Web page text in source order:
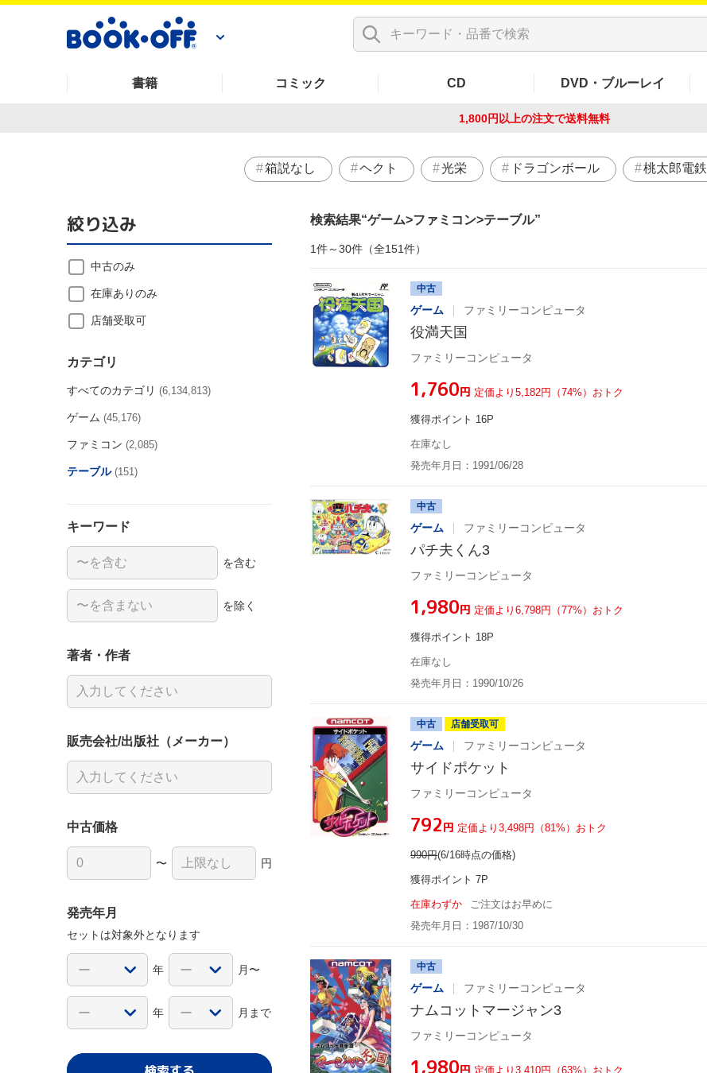
書籍 コミック CD DVD・ブルーレイ
1,800円以上の注文で送料無料
箱説なし ヘクト 光栄 ドラゴンボール 桃太郎電鉄
検索結果 ゲーム>ファミコン>テーブル
1件～30件（全151件）
中古
ゲーム ファミリーコンピュータ
役満天国
ファミリーコンピュータ
¥1,760円 定価より5,182円（74%）おトク
獲得ポイント 16P
在庫なし
発売年月日：1991/06/28
中古
ゲーム ファミリーコンピュータ
パチ夫くん3
ファミリーコンピュータ
¥1,980円 定価より6,798円（77%）おトク
獲得ポイント 18P
在庫なし
発売年月日：1990/10/26
中古 店舗受取可
ゲーム ファミリーコンピュータ
サイドポケット
ファミリーコンピュータ
¥792円 定価より3,498円（81%）おトク
990円(6/16時点の価格)
獲得ポイント 7P
在庫わずか
ご注文はお早めに
発売年月日：1987/10/30
中古
ゲーム ファミリーコンピュータ
ナムコットマージャン3
ファミリーコンピュータ
¥1,980円 定価より3,410円（63%）おトク
絞り込み
中古のみ
在庫ありのみ
店舗受取可
カテゴリ
すべてのカテゴリ (6,134,813)
ゲーム (45,176)
ファミコン (2,085)
テーブル (151)
キーワード
を含む
を除く
著者・作者
販売会社/出版社（メーカー）
中古価格
〜 円
発売年月
セットは対象外となります
年 月〜
年 月まで